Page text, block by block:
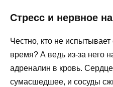
Стресс и нервное
Честно, кто не
время? А ведь из-за него
адреналин в кровь. Сердце
сумасшедшее, и сосуды